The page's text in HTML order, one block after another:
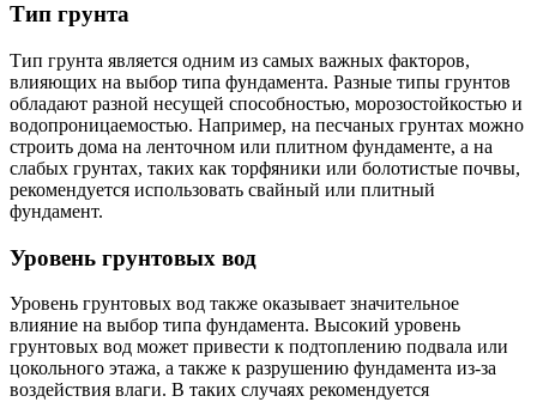
Тип грунта
Тип грунта является одним из самых важных факторов,
влияющих на выбор типа фундамента. Разные типы грунтов
обладают разной несущей способностью, морозостойкостью и
водопроницаемостью. Например, на песчаных грунтах можно
строить дома на ленточном или плитном фундаменте, а на
слабых грунтах, таких как торфяники или болотистые почвы,
рекомендуется использовать свайный или плитный
фундамент.
Уровень грунтовых вод
Уровень грунтовых вод также оказывает значительное
влияние на выбор типа фундамента. Высокий уровень
грунтовых вод может привести к подтоплению подвала или
цокольного этажа, а также к разрушению фундамента из-за
воздействия влаги. В таких случаях рекомендуется